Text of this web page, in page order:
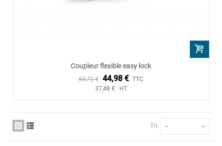
Coupleur flexible easy lock
63,72 € 44,98 € TTC
37,48 € HT
Tri --